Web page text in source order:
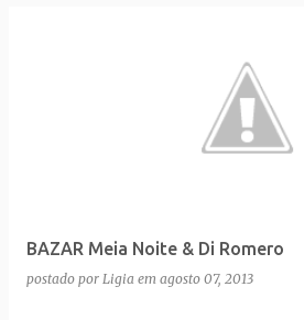
BAZAR Meia Noite & Di Romero
postado por Ligia em agosto 07, 2013